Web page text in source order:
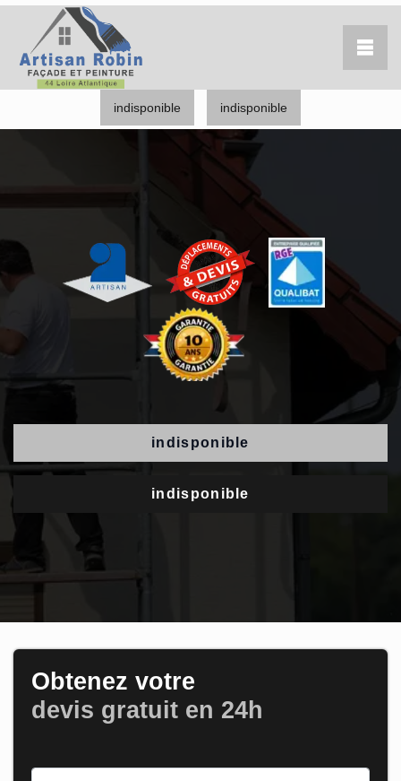
indisponible indisponible
indisponible
indisponible
Obtenez votre
devis gratuit en 24h